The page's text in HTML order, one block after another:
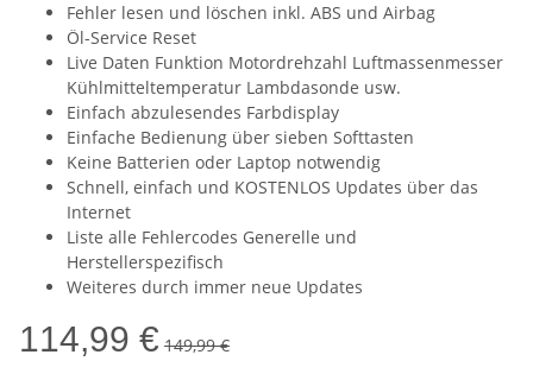
Fehler lesen und löschen inkl. ABS und Airbag
Öl-Service Reset
Live Daten Funktion Motordrehzahl Luftmassenmesser
Kühlmitteltemperatur Lambdasonde usw.
Einfach abzulesendes Farbdisplay
Einfache Bedienung über sieben Softtasten
Keine Batterien oder Laptop notwendig
Schnell, einfach und KOSTENLOS Updates über das
Internet
Liste alle Fehlercodes Generelle und
Herstellerspezifisch
Weiteres durch immer neue Updates
114,99 € 149,99 €